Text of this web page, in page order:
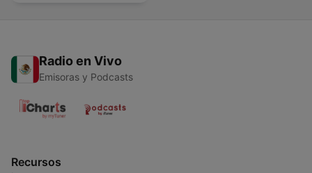
Radio en Vivo
Emisoras y Podcasts
Recursos